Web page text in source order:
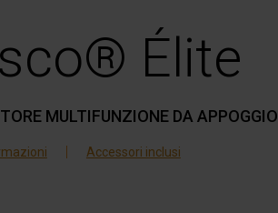
Élite
MULTIFUNZIONE DA APPOGGIO
| Accessori inclusi